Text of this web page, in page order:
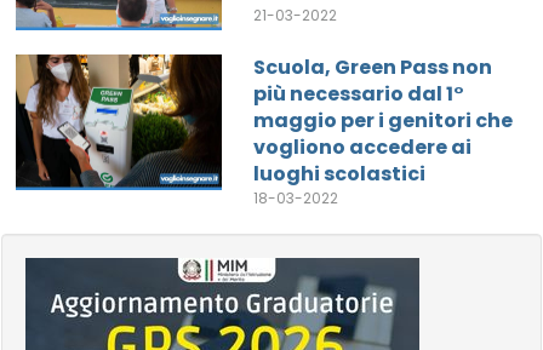
21-03-2022
Scuola, Green Pass non
più necessario dal 1°
maggio per i genitori che
vogliono accedere ai
luoghi scolastici
18-03-2022